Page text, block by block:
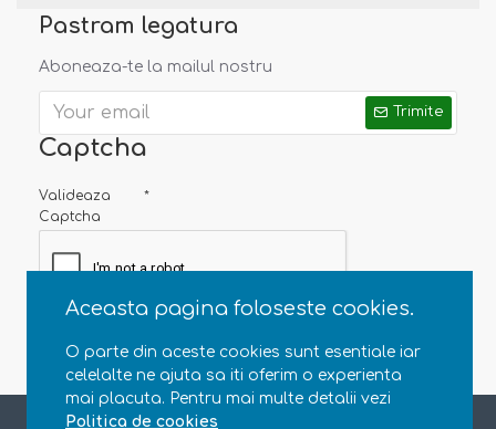
Aceasta pagina foloseste cookies.
O parte din aceste cookies sunt esentiale iar
celelalte ne ajuta sa iti oferim o experienta
mai placuta. Pentru mai multe detalii vezi
Politica de cookies
Pastram legatura
Aboneaza-te la mailul nostru
Trimite
Captcha
Valideaza
Captcha
Copyright © 2013 - 2020 Natural Parenting SRL. CUI RO35363696, J23/4607/2015. Toate drepturile rezervate